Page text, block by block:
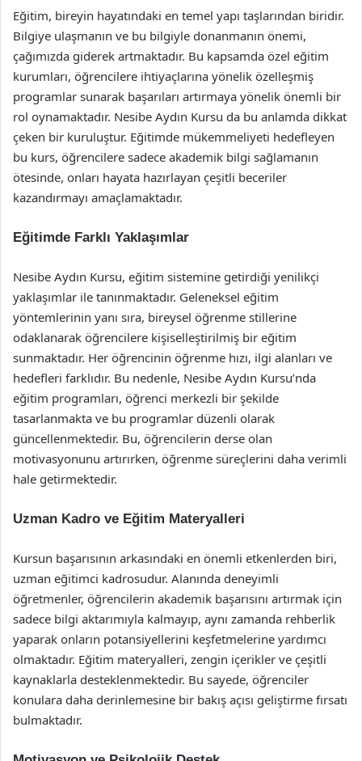
Eğitim, bireyin hayatındaki en temel yapı taşlarından biridir.
Bilgiye ulaşmanın ve bu bilgiyle donanmanın önemi,
çağımızda giderek artmaktadır. Bu kapsamda özel eğitim
kurumları, öğrencilere ihtiyaçlarına yönelik özelleşmiş
programlar sunarak başarıları artırmaya yönelik önemli bir
rol oynamaktadır. Nesibe Aydın Kursu da bu anlamda dikkat
çeken bir kuruluştur. Eğitimde mükemmeliyeti hedefleyen
bu kurs, öğrencilere sadece akademik bilgi sağlamanın
ötesinde, onları hayata hazırlayan çeşitli beceriler
kazandırmayı amaçlamaktadır.
Eğitimde Farklı Yaklaşımlar
Nesibe Aydın Kursu, eğitim sistemine getirdiği yenilikçi
yaklaşımlar ile tanınmaktadır. Geleneksel eğitim
yöntemlerinin yanı sıra, bireysel öğrenme stillerine
odaklanarak öğrencilere kişiselleştirilmiş bir eğitim
sunmaktadır. Her öğrencinin öğrenme hızı, ilgi alanları ve
hedefleri farklıdır. Bu nedenle, Nesibe Aydın Kursu’nda
eğitim programları, öğrenci merkezli bir şekilde
tasarlanmakta ve bu programlar düzenli olarak
güncellenmektedir. Bu, öğrencilerin derse olan
motivasyonunu artırırken, öğrenme süreçlerini daha verimli
hale getirmektedir.
Uzman Kadro ve Eğitim Materyalleri
Kursun başarısının arkasındaki en önemli etkenlerden biri,
uzman eğitimci kadrosudur. Alanında deneyimli
öğretmenler, öğrencilerin akademik başarısını artırmak için
sadece bilgi aktarımıyla kalmayıp, aynı zamanda rehberlik
yaparak onların potansiyellerini keşfetmelerine yardımcı
olmaktadır. Eğitim materyalleri, zengin içerikler ve çeşitli
kaynaklarla desteklenmektedir. Bu sayede, öğrenciler
konulara daha derinlemesine bir bakış açısı geliştirme fırsatı
bulmaktadır.